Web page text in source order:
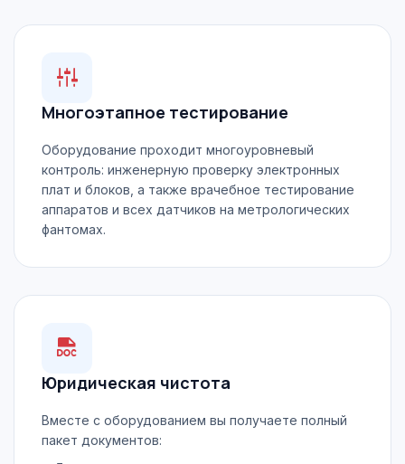
Многоэтапное тестирование
Оборудование проходит многоуровневый
контроль: инженерную проверку электронных
плат и блоков, а также врачебное тестирование
аппаратов и всех датчиков на метрологических
фантомах.
Юридическая чистота
Вместе с оборудованием вы получаете полный
пакет документов: